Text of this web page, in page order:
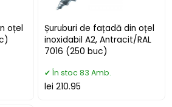
oțel
Șuruburi de fațadă din oțel
inoxidabil A2, Antracit/RAL
7016 (250 buc)
În stoc 83 Amb.
lei 210.95